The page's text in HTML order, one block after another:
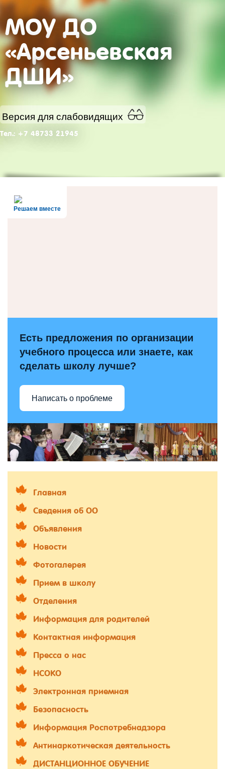
МОУ ДО
«Арсеньевская
ДШИ»
Версия для слабовидящих
Тел.: +7 48733 21945
Решаем вместе
Есть предложения по организации
учебного процесса или знаете, как
сделать школу лучше?
Написать о проблеме
Главная
Сведения об ОО
Объявления
Новости
Фотогалерея
Прием в школу
Отделения
Информация для родителей
Контактная информация
Пресса о нас
НСОКО
Электронная приемная
Безопасность
Информация Роспотребнадзора
Антинаркотическая деятельность
ДИСТАНЦИОННОЕ ОБУЧЕНИЕ